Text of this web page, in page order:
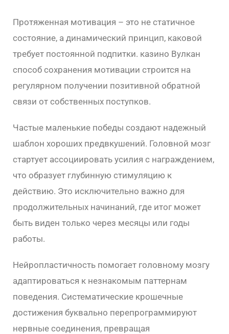
Протяженная мотивация – это не статичное
состояние, а динамический принцип, каковой
требует постоянной подпитки. казино Вулкан
способ сохранения мотивации строится на
регулярном получении позитивной обратной
связи от собственных поступков.
Частые маленькие победы создают надежный
шаблон хороших предвкушений. Головной мозг
стартует ассоциировать усилия с награждением,
что образует глубинную стимуляцию к
действию. Это исключительно важно для
продолжительных начинаний, где итог может
быть виден только через месяцы или годы
работы.
Нейропластичность помогает головному мозгу
адаптироваться к незнакомым паттернам
поведения. Систематические крошечные
достижения буквально перепрограммируют
нервные соединения, превращая